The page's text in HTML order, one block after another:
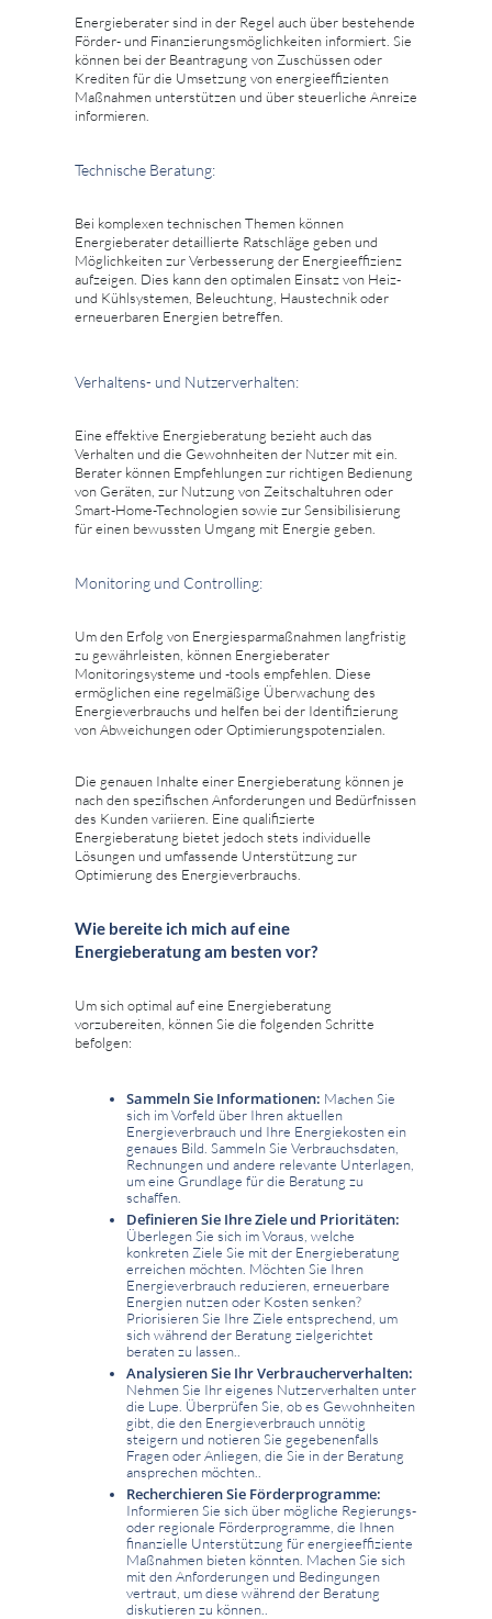
Energieberater sind in der Regel auch über bestehende
Förder- und Finanzierungsmöglichkeiten informiert. Sie
können bei der Beantragung von Zuschüssen oder
Krediten für die Umsetzung von energieeffizienten
Maßnahmen unterstützen und über steuerliche Anreize
informieren.
Technische Beratung:
Bei komplexen technischen Themen können
Energieberater detaillierte Ratschläge geben und
Möglichkeiten zur Verbesserung der Energieeffizienz
aufzeigen. Dies kann den optimalen Einsatz von Heiz-
und Kühlsystemen, Beleuchtung, Haustechnik oder
erneuerbaren Energien betreffen.
Verhaltens- und Nutzerverhalten:
Eine effektive Energieberatung bezieht auch das
Verhalten und die Gewohnheiten der Nutzer mit ein.
Berater können Empfehlungen zur richtigen Bedienung
von Geräten, zur Nutzung von Zeitschaltuhren oder
Smart-Home-Technologien sowie zur Sensibilisierung
für einen bewussten Umgang mit Energie geben.
Monitoring und Controlling:
Um den Erfolg von Energiesparmaßnahmen langfristig
zu gewährleisten, können Energieberater
Monitoringsysteme und -tools empfehlen. Diese
ermöglichen eine regelmäßige Überwachung des
Energieverbrauchs und helfen bei der Identifizierung
von Abweichungen oder Optimierungspotenzialen.
Die genauen Inhalte einer Energieberatung können je
nach den spezifischen Anforderungen und Bedürfnissen
des Kunden variieren. Eine qualifizierte
Energieberatung bietet jedoch stets individuelle
Lösungen und umfassende Unterstützung zur
Optimierung des Energieverbrauchs.
Wie bereite ich mich auf eine
Energieberatung am besten vor?
Um sich optimal auf eine Energieberatung
vorzubereiten, können Sie die folgenden Schritte
befolgen:
Sammeln Sie Informationen: Machen Sie
sich im Vorfeld über Ihren aktuellen
Energieverbrauch und Ihre Energiekosten ein
genaues Bild. Sammeln Sie Verbrauchsdaten,
Rechnungen und andere relevante Unterlagen,
um eine Grundlage für die Beratung zu
schaffen.
Definieren Sie Ihre Ziele und Prioritäten:
Überlegen Sie sich im Voraus, welche
konkreten Ziele Sie mit der Energieberatung
erreichen möchten. Möchten Sie Ihren
Energieverbrauch reduzieren, erneuerbare
Energien nutzen oder Kosten senken?
Priorisieren Sie Ihre Ziele entsprechend, um
sich während der Beratung zielgerichtet
beraten zu lassen..
Analysieren Sie Ihr Verbraucherverhalten:
Nehmen Sie Ihr eigenes Nutzerverhalten unter
die Lupe. Überprüfen Sie, ob es Gewohnheiten
gibt, die den Energieverbrauch unnötig
steigern und notieren Sie gegebenenfalls
Fragen oder Anliegen, die Sie in der Beratung
ansprechen möchten..
Recherchieren Sie Förderprogramme:
Informieren Sie sich über mögliche Regierungs-
oder regionale Förderprogramme, die Ihnen
finanzielle Unterstützung für energieeffiziente
Maßnahmen bieten könnten. Machen Sie sich
mit den Anforderungen und Bedingungen
vertraut, um diese während der Beratung
diskutieren zu können..